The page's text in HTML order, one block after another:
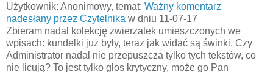
Użytkownik: Anonimowy, temat: Ważny komentarz
nadesłany przez Czytelnika w dniu 11-07-17
Zbieram nadal kolekcję zwierzatek umieszczonych we
wpisach: kundelki już były, teraz jak widać są świnki. Czy
Administrator nadal nie przepuszcza tylko tych tekstów, co
nie licują? To jest tylko głos krytyczny, może go Pan